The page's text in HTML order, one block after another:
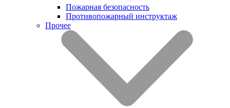
Пожарная безопасность
Противопожарный инструктаж
Прочее